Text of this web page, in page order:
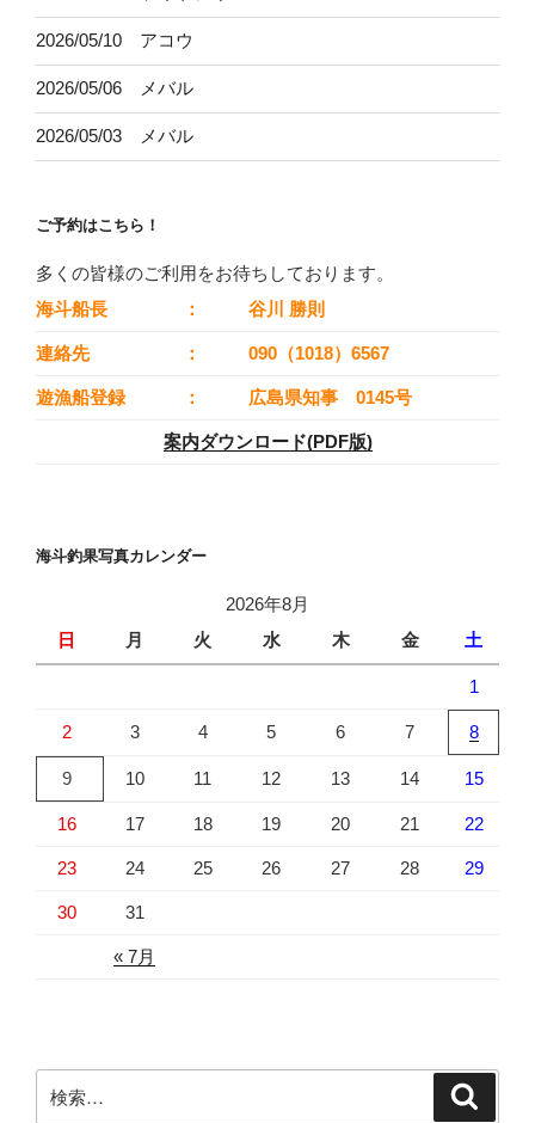
2026/05/10 アコウ
2026/05/06 メバル
2026/05/03 メバル
ご予約はこちら！
多くの皆様のご利用をお待ちしております。
海斗船長
： 谷川 勝則
連絡先 ： 090（1018）6567
遊漁船登録 ： 広島県知事 0145号
案内ダウンロード(PDF版)
海斗釣果写真カレンダー
2026年8月
日
月 火 水 木 金 土
« 7月
1
2 3 4 5 6 7 8
9 10 11 12 13 14 15
16 17 18 19 20 21 22
23 24 25 26 27 28 29
30 31
索: